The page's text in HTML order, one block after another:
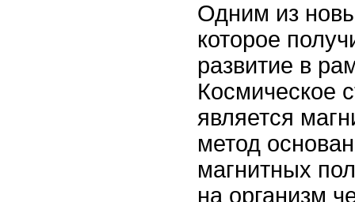
Одним из
которое
развитие в
Космическое
является
метод
магнитных
на организм